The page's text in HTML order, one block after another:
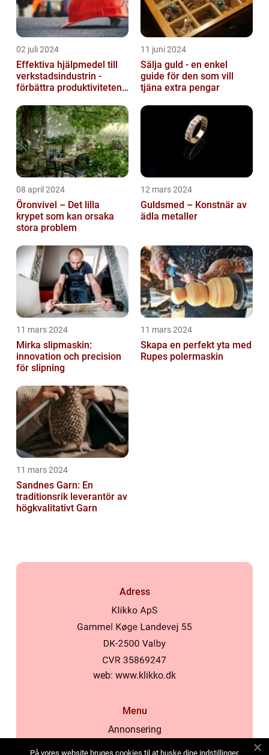
02 juli 2024
Effektiva hjälpmedel till
verkstadsindustrin -
förbättra produktiviteten
11 juni 2024
Sälja guld - en enkel
guide för den som vill
tjäna extra pengar
08 april 2024
Öronvivel – Det lilla
krypet som kan orsaka
stora problem
12 mars 2024
Guldsmed – Konstnär av
ädla metaller
11 mars 2024
Mirka slipmaskin:
innovation och precision
för slipning
11 mars 2024
Skapa en perfekt yta med
Rupes polermaskin
11 mars 2024
Sandnes Garn: En
traditionsrik leverantör av
högkvalitativt Garn
Adress
web: www.klikko.dk
Menu
Annonsering
På vores website bruges cookies til at huske dine indstillinger,